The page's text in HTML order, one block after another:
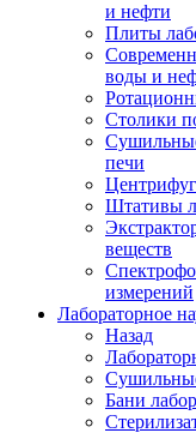
и нефти
Плиты
воды и
Столики
печи
Штативы
веществ
измерений
Лабораторное
Назад
Бани